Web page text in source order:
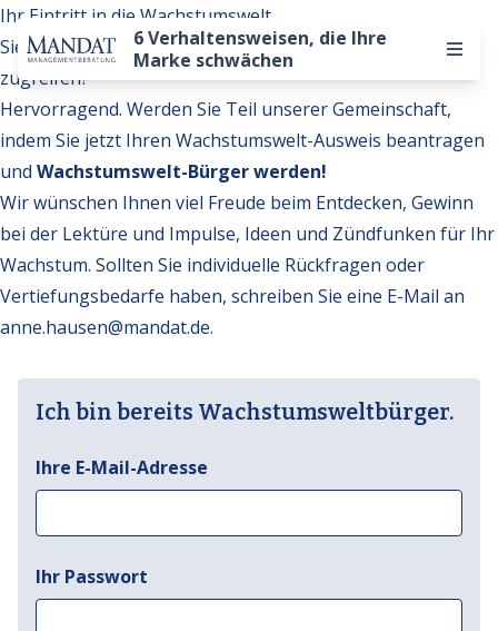
6 Verhaltensweisen, die Ihre
Marke schwächen
Ihr Eintritt in die Wachstumswelt
Sie möchten auf weitere Inhalte der Wachstumswelt
zugreifen?
Hervorragend. Werden Sie Teil unserer Gemeinschaft,
indem Sie jetzt Ihren Wachstumswelt-Ausweis beantragen
und Wachstumswelt-Bürger werden!
Wir wünschen Ihnen viel Freude beim Entdecken, Gewinn
bei der Lektüre und Impulse, Ideen und Zündfunken für Ihr
Wachstum. Sollten Sie individuelle Rückfragen oder
Vertiefungsbedarfe haben, schreiben Sie eine E-Mail an
anne.hausen@mandat.de.
Ich bin bereits Wachstumsweltbürger.
Ihre E-Mail-Adresse
Ihr Passwort